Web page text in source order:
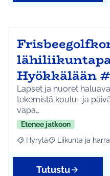
Hyökkälään
Lapset ja nuoret
tekemistä koulu- ja
vapa…
Etenee jatkoon
Rajaa tulokset aihepiirin
Hyrylä Rajaa tulokset
Liikunta ja
Tutustu